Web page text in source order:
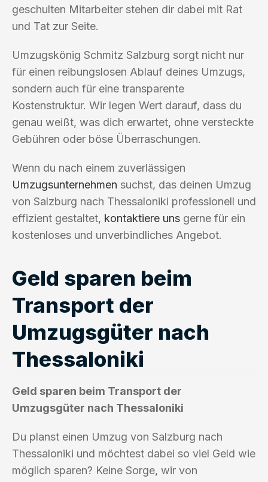
geschulten Mitarbeiter stehen dir dabei mit Rat
und Tat zur Seite.
Umzugskönig Schmitz Salzburg sorgt nicht nur
für einen reibungslosen Ablauf deines Umzugs,
sondern auch für eine transparente
Kostenstruktur. Wir legen Wert darauf, dass du
genau weißt, was dich erwartet, ohne versteckte
Gebühren oder böse Überraschungen.
Wenn du nach einem zuverlässigen
Umzugsunternehmen suchst, das deinen Umzug
von Salzburg nach Thessaloniki professionell und
effizient gestaltet, kontaktiere uns gerne für ein
kostenloses und unverbindliches Angebot.
Geld sparen beim
Transport der
Umzugsgüter nach
Thessaloniki
Geld sparen beim Transport der
Umzugsgüter nach Thessaloniki
Du planst einen Umzug von Salzburg nach
Thessaloniki und möchtest dabei so viel Geld wie
möglich sparen? Keine Sorge, wir von